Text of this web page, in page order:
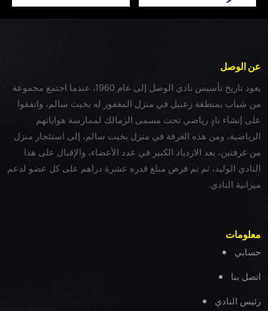
عن الوصل
يعود تاريخ تأسيس نادي الوصل إلى عام 1960، عندما اجتمع مجموعة
من شباب بمنطقة زعبيل في منزل المغفور له بخيت سالم، واتفقوا
على إنشاء نادٍ رياضي تحت مسمى الزمالك لممارسة هواياتهم
الرياضية، ومن هذه الغرفة في منزل بخيت سالم، إلى استئجار منزل
من غرفتين، بعد الازدياد الكبير في عدد الأعضاء، والإقبال على هذا
النادي الوليد، ثم تم فرض مبلغ قدره عشرة دراهم على كل عضو لدعم
ميزانية النادي.
معلومات
حسابي
اتصل بنا
رئيس النادي